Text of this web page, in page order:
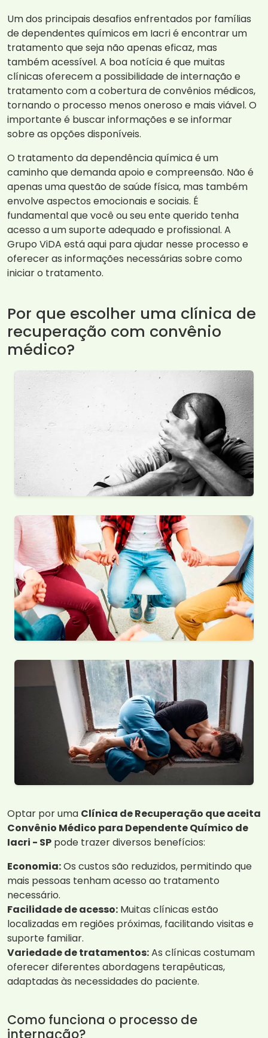
Um dos principais desafios enfrentados por famílias
de dependentes químicos em Iacri é encontrar um
tratamento que seja não apenas eficaz, mas
também acessível. A boa notícia é que muitas
clínicas oferecem a possibilidade de internação e
tratamento com a cobertura de convênios médicos,
tornando o processo menos oneroso e mais viável. O
importante é buscar informações e se informar
sobre as opções disponíveis.
O tratamento da dependência química é um
caminho que demanda apoio e compreensão. Não é
apenas uma questão de saúde física, mas também
envolve aspectos emocionais e sociais. É
fundamental que você ou seu ente querido tenha
acesso a um suporte adequado e profissional. A
Grupo ViDA está aqui para ajudar nesse processo e
oferecer as informações necessárias sobre como
iniciar o tratamento.
Por que escolher uma clínica de
recuperação com convênio
médico?
Optar por uma Clínica de Recuperação que aceita
Convênio Médico para Dependente Químico de
Iacri - SP pode trazer diversos benefícios:
Economia:Os custos são reduzidos, permitindo que
mais pessoas tenham acesso ao tratamento
necessário.
Facilidade de acesso: Muitas clínicas estão
localizadas em regiões próximas, facilitando visitas e
suporte familiar.
Variedade de tratamentos:As clínicas costumam
oferecer diferentes abordagens terapêuticas,
adaptadas às necessidades do paciente.
Como funciona o processo de
internação?